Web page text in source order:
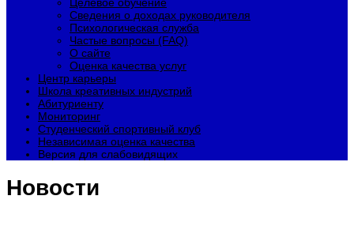
Сведения о доходах руководителя
Психологическая служба
Частые вопросы (FAQ)
О сайте
Оценка качества услуг
Центр карьеры
Школа креативных индустрий
Абитуриенту
Мониторинг
Студенческий спортивный клуб
Независимая оценка качества
Версия для слабовидящих
Новости